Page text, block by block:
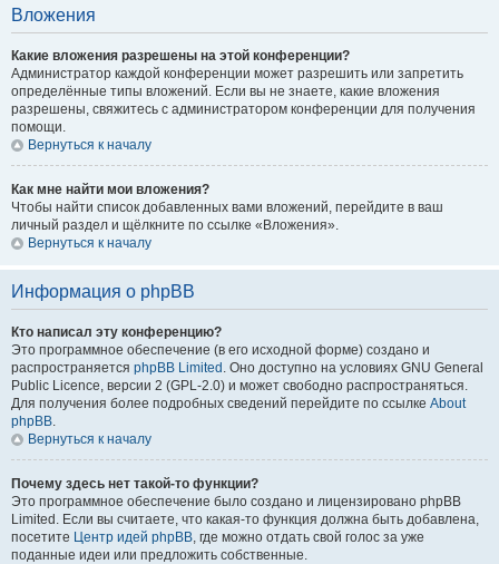
Вложения
Какие вложения разрешены на этой конференции?
Администратор каждой конференции может разрешить или запретить
определённые типы вложений. Если вы не знаете, какие вложения
разрешены, свяжитесь с администратором конференции для получения
помощи.
Вернуться к началу
Как мне найти мои вложения?
Чтобы найти список добавленных вами вложений, перейдите в ваш
личный раздел и щёлкните по ссылке «Вложения».
Вернуться к началу
Информация о phpBB
Кто написал эту конференцию?
Это программное обеспечение (в его исходной форме) создано и
распространяется phpBB Limited . Оно доступно на условиях GNU General
Public Licence, версии 2 (GPL-2.0) и может свободно распространяться.
Для получения более подробных сведений перейдите по ссылке About
phpBB.
Вернуться к началу
Почему здесь нет такой-то функции?
Это программное обеспечение было создано и лицензировано phpBB
Limited. Если вы считаете, что какая-то функция должна быть добавлена,
посетите Центр идей phpBB, где можно отдать свой голос за уже
поданные идеи или предложить собственные.